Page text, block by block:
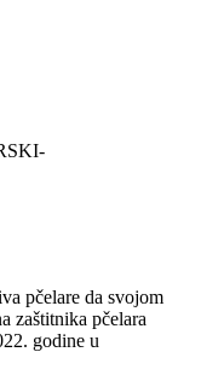
pčelare da svojom
zaštitnika pčelara
godine u